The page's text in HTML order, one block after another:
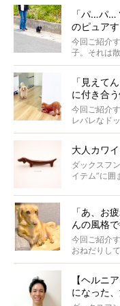
ケメンから
からプレゼ
してくれま
「パ…パ…
のピュア
今回ご紹介
子。それは
戸惑って歩
「見えて
に付き合
今回ご紹介
レバレなド
と違う事態
大人カワ
ダックスフ
イテム”に囲
ムをご紹介。
「あ、お
んの風格
今回ご紹介
おねだりし
今にも言葉
【ヘルニ
になった